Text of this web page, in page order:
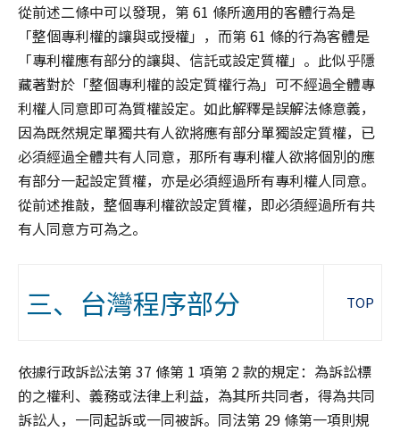
從前述二條中可以發現，第 61 條所適用的客體行為是
「整個專利權的讓與或授權」，而第 61 條的行為客體是
「專利權應有部分的讓與、信託或設定質權」。此似乎隱
藏著對於「整個專利權的設定質權行為」可不經過全體專
利權人同意即可為質權設定。如此解釋是誤解法條意義，
因為既然規定單獨共有人欲將應有部分單獨設定質權，已
必須經過全體共有人同意，那所有專利權人欲將個別的應
有部分一起設定質權，亦是必須經過所有專利權人同意。
從前述推敲，整個專利權欲設定質權，即必須經過所有共
有人同意方可為之。
三、台灣程序部分 TOP
依據行政訴訟法第 37 條第 1 項第 2 款的規定：為訴訟標
的之權利、義務或法律上利益，為其所共同者，得為共同
訴訟人，一同起訴或一同被訴。同法第 29 條第一項則規